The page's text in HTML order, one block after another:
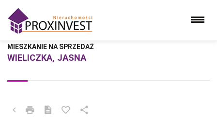
WIELICZKA, JASNA
MIESZKANIE NA SPRZEDAŻ